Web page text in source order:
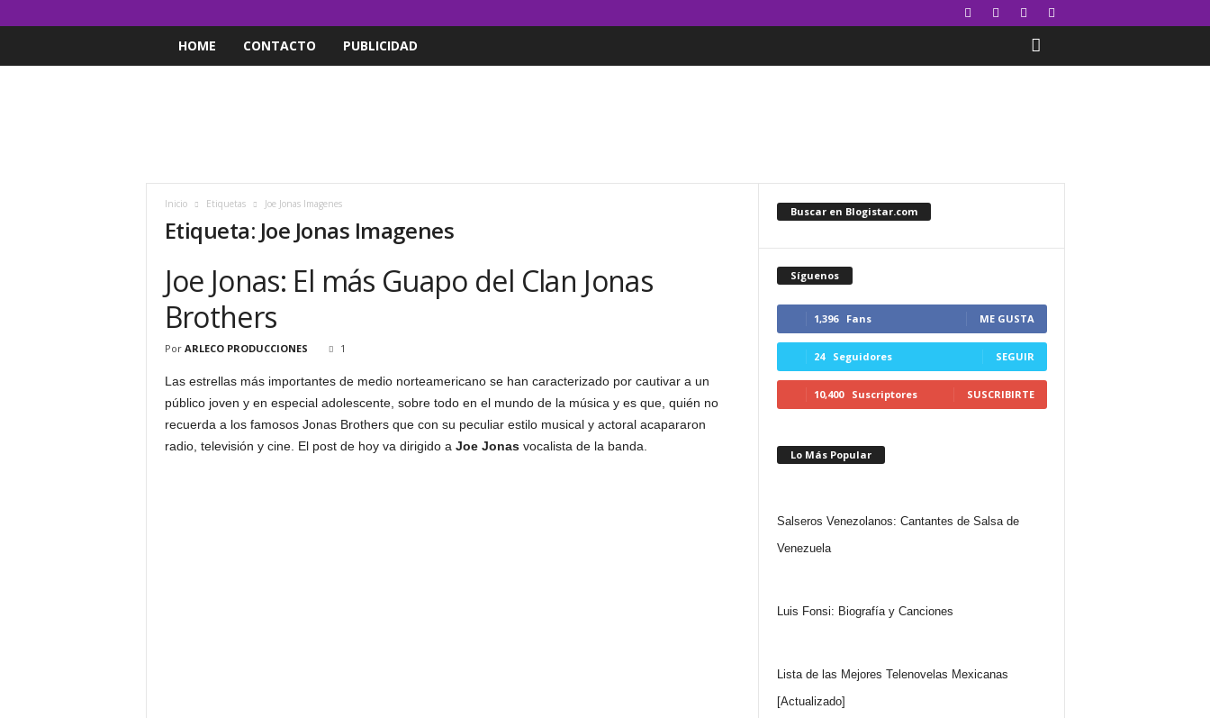
HOME CONTACTO PUBLICIDAD
Inicio Etiquetas Joe Jonas Imagenes
Etiqueta: Joe Jonas Imagenes
Joe Jonas: El más Guapo del Clan Jonas
Brothers
Por ARLECO PRODUCCIONES 1
Las estrellas más importantes de medio norteamericano se han caracterizado por cautivar a un
público joven y en especial adolescente, sobre todo en el mundo de la música y es que, quién no
recuerda a los famosos Jonas Brothers que con su peculiar estilo musical y actoral acapararon
radio, televisión y cine. El post de hoy va dirigido a Joe Jonasvocalista de la banda.
Buscar en Blogistar.com
Síguenos
1,396 Fans ME GUSTA
24 Seguidores SEGUIR
10,400 Suscriptores SUSCRIBIRTE
Lo Más Popular
Salseros Venezolanos: Cantantes de Salsa de
Venezuela
Luis Fonsi: Biografía y Canciones
Lista de las Mejores Telenovelas Mexicanas
[Actualizado]